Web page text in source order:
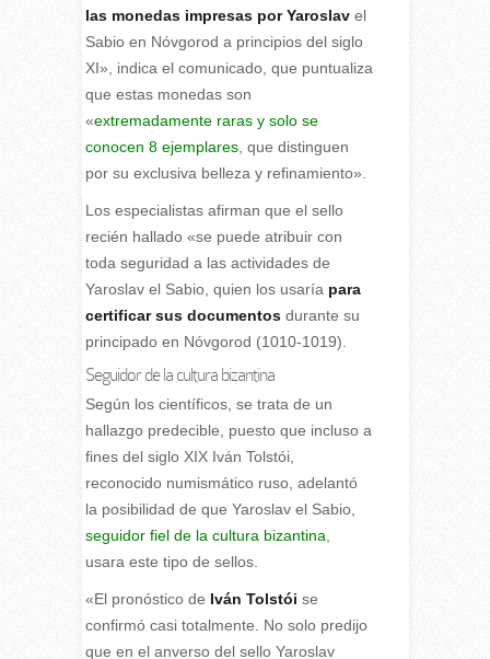
las monedas impresas por Yaroslavel
Sabio en Nóvgorod a principios del siglo
XI», indica el comunicado, que puntualiza
que estas monedas son
«extremadamente raras y solo se
conocen 8 ejemplares, que distinguen
por su exclusiva belleza y refinamiento».
Los especialistas afirman que el sello
recién hallado «se puede atribuir con
toda seguridad a las actividades de
Yaroslav el Sabio, quien los usaría para
certificar sus documentosdurante su
principado en Nóvgorod (1010-1019).
Seguidor de la cultura bizantina
Según los científicos, se trata de un
hallazgo predecible, puesto que incluso a
fines del siglo XIX Iván Tolstói,
reconocido numismático ruso, adelantó
la posibilidad de que Yaroslav el Sabio,
seguidor fiel de la cultura bizantina
usara este tipo de sellos.
«El pronóstico de Iván Tolstói se
confirmó casi totalmente. No solo predijo
que en el anverso del sello Yaroslav